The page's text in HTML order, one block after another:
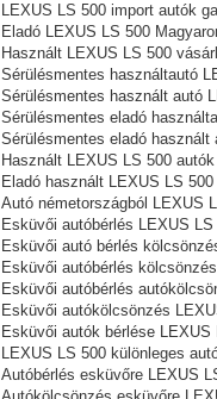
LEXUS LS 500 import autók
Eladó LEXUS LS 500
Használt LEXUS LS 500
Sérülésmentes használtautó
Sérülésmentes használt autó
Sérülésmentes eladó
Sérülésmentes eladó
Használt LEXUS LS 500
Eladó használt LEXUS LS
Autó németországból LEXUS
Esküvői autóbérlés LEXUS
Esküvői autó bérlés
Esküvői autóbérlés
Esküvői autóbérlés
Esküvői autókölcsönzés
Esküvői autók bérlése
LEXUS LS 500 különleges
Autóbérlés esküvőre LEXUS